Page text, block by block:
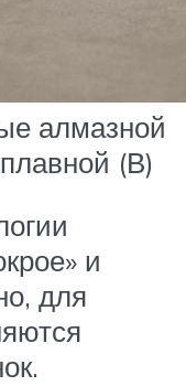
алмазной
(В)
и
для